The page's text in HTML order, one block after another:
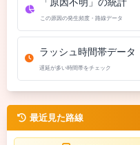
この原因の発生頻度・路線データ
ラッシュ時間帯データ
遅延が多い時間帯をチェック
最近見た路線